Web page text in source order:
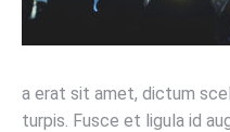
a erat sit amet, dictum
turpis. Fusce et ligula id